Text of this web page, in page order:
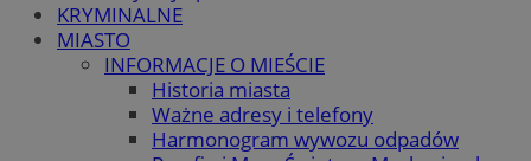
KRYMINALNE
MIASTO
INFORMACJE O MIEŚCIE
Historia miasta
Ważne adresy i telefony
Harmonogram wywozu odpadów